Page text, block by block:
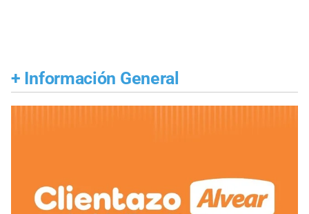
+ Información General